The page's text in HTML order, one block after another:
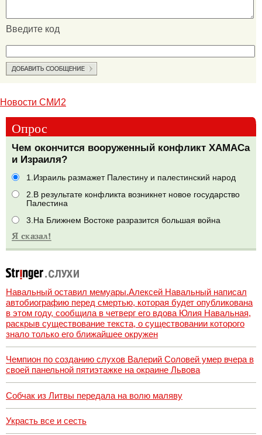
Введите код
Новости СМИ2
Опрос
Чем окончится вооруженный конфликт ХАМАСа
и Израиля?
1.Израиль размажет Палестину и палестинский народ
2.В результате конфликта возникнет новое государство
Палестина
3.На Ближнем Востоке разразится большая война
Навальный оставил мемуары.Алексей Навальный написал
автобиографию перед смертью, которая будет опубликована
в этом году, сообщила в четверг его вдова Юлия Навальная,
раскрыв существование текста, о существовании которого
знало только его ближайшее окружен
Чемпион по созданию слухов Валерий Соловей умер вчера в
своей панельной пятиэтажке на окраине Львова
Собчак из Литвы передала на волю маляву
Украсть все и сесть